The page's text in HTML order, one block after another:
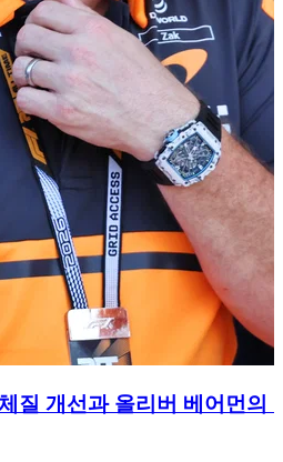
질 개선과 올리버 베어먼의